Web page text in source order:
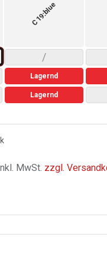
C19:blue
/
Lagernd
Lagernd
MwSt. zzgl.